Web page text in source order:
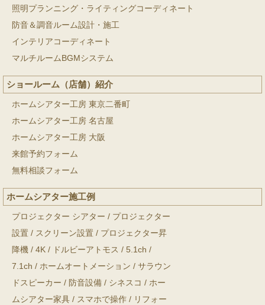
照明プランニング・ライティングコーディネート
防音＆調音ルーム設計・施工
インテリアコーディネート
マルチルームBGMシステム
ショールーム（店舗）紹介
ホームシアター工房 東京二番町
ホームシアター工房 名古屋
ホームシアター工房 大阪
来館予約フォーム
無料相談フォーム
ホームシアター施工例
プロジェクター シアター / プロジェクター
設置 / スクリーン設置 / プロジェクター昇
降機 / 4K / ドルビーアトモス / 5.1ch /
7.1ch / ホームオートメーション / サラウン
ドスピーカー / 防音設備 / シネスコ / ホー
ムシアター家具 / スマホで操作 / リフォー